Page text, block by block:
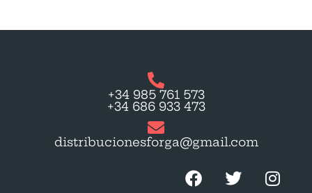
+34 985 761 573
+34 686 933 473
distribucionesforga@gmail.com